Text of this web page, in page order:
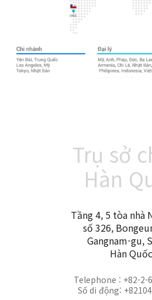
Trụ sở
Hàn
Tầng 4, 5 tòa nhà
số 326,
Gangnam-gu,
Hàn Quốc
Telephone : +82-2-
Số di động: